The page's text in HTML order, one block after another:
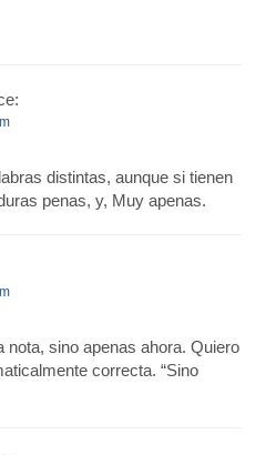
distintas, aunque si tienen
penas, y, Muy apenas.
nota, sino apenas ahora. Quiero
correcta. “Sino